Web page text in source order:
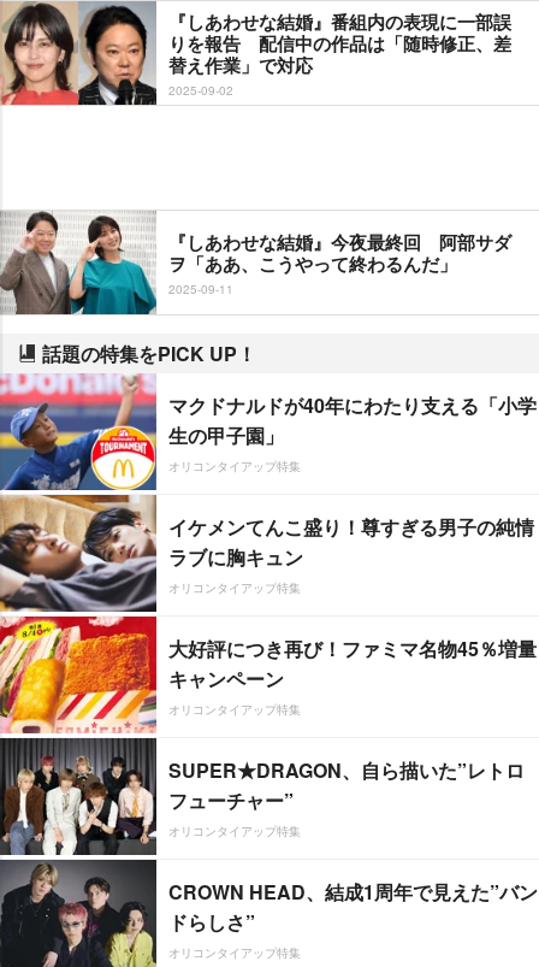
『しあわせな結婚』番組内の表現に一部誤
りを報告 配信中の作品は「随時修正、差
替え作業」で対応
2025-09-02
『しあわせな結婚』今夜最終回 阿部サダ
ヲ「ああ、こうやって終わるんだ」
2025-09-11
話題の特集をPICK UP！
マクドナルドが40年にわたり支える「小学
生の甲子園」
オリコンタイアップ特集
イケメンてんこ盛り！尊すぎる男子の純情
ラブに胸キュン
オリコンタイアップ特集
大好評につき再び！ファミマ名物45％増量
キャンペーン
オリコンタイアップ特集
SUPER★DRAGON、自ら描いた”レトロ
フューチャー”
オリコンタイアップ特集
CROWN HEAD、結成1周年で見えた”バン
ドらしさ”
オリコンタイアップ特集